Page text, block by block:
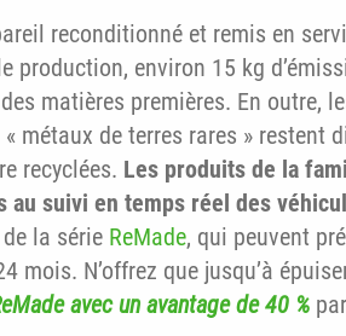
reconditionné et remis en
production, environ 15 kg
matières premières. En outre,
métaux de terres rares » restent
recyclées. Les produits de la
au suivi en temps réel des
la série ReMade, qui peuvent
mois. N’offrez que jusqu’à
avec un avantage de 40 %